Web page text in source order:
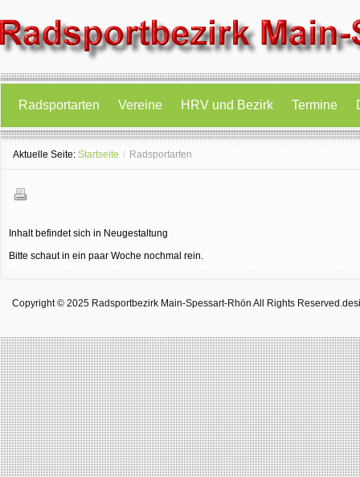
Radsportarten Vereine HRV und Bezirk Termine
Aktuelle Seite: Startseite / Radsportarten
Inhalt befindet sich in Neugestaltung
Bitte schaut in ein paar Woche nochmal rein.
Copyright © 2025 Radsportbezirk Main-Spessart-Rhön All Rights Reserved.